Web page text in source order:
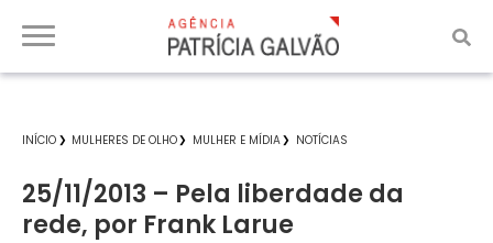
INÍCIO MULHERES DE OLHO MULHER E MÍDIA NOTÍCIAS
25/11/2013 – Pela liberdade da
rede, por Frank Larue